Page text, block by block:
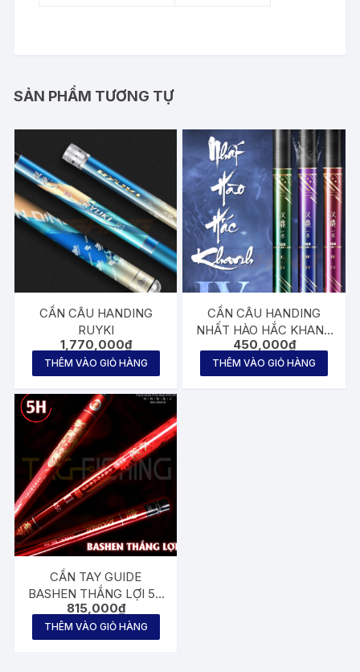
SẢN PHẨM TƯƠNG TỰ
CẦN CÂU HANDING
RUYKI
1,770,000₫
THÊM VÀO GIỎ HÀNG
CẦN CÂU HANDING
NHẤT HÀO HẮC KHANH
TH4
450,000₫
THÊM VÀO GIỎ HÀNG
CẦN TAY GUIDE
BASHEN THẮNG LỢI 5H
ĐỎ
815,000₫
THÊM VÀO GIỎ HÀNG